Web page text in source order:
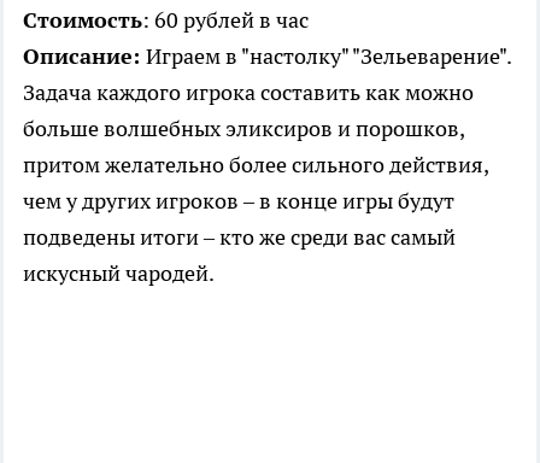
Стоимость: 60 рублей в час
Описание: Играем в "настолку" "Зельеварение".
Задача каждого игрока составить как можно
больше волшебных эликсиров и порошков,
притом желательно более сильного действия,
чем у других игроков – в конце игры будут
подведены итоги – кто же среди вас самый
искусный чародей.